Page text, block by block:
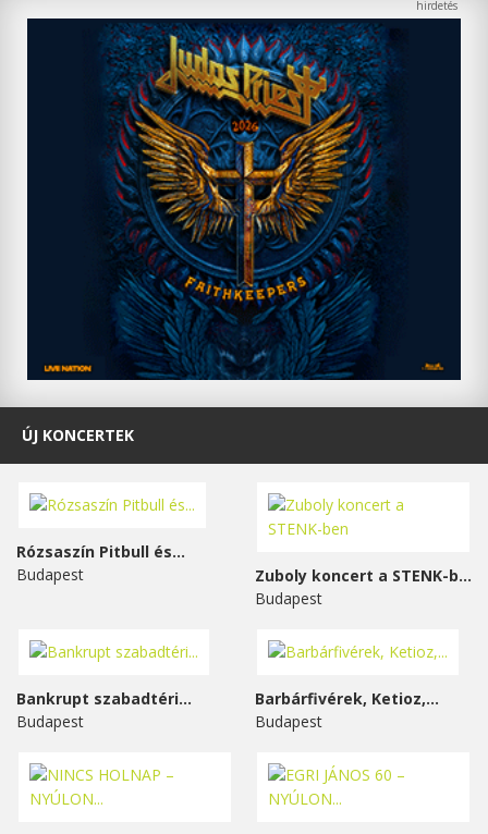
ÚJ KONCERTEK
Rózsaszín Pitbull és...
Budapest
Zuboly koncert a STENK-ben
Budapest
Bankrupt szabadtéri...
Budapest
Barbárfivérek, Ketioz,...
Budapest